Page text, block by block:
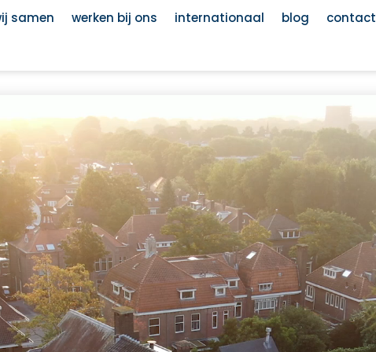
samen werken bij ons internationaal blog contact